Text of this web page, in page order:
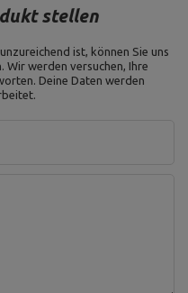
stellen
ist, können Sie uns
Wir werden versuchen, Ihre
Deine Daten werden